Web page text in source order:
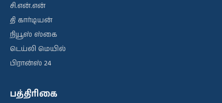
சி.என்.என்
தி கார்டியன்
நியூஸ் ஸ்கை
டெய்லி மெயில்
பிரான்ஸ் 24
பத்திரிகை